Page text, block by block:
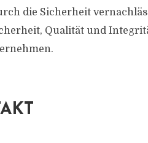
die Sicherheit
Qualität und